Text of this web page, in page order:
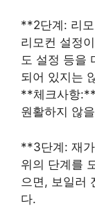
**2단계: 리
리모컨 설정
도 설정 등을
되어 있지는
**체크사항
원활하지 않
**3단계: 재
위의 단계를
으면, 보일러
다.